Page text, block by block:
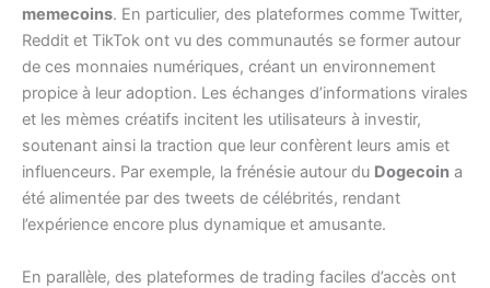
memecoins. En particulier, des plateformes comme Twitter,
Reddit et TikTok ont vu des communautés se former autour
de ces monnaies numériques, créant un environnement
propice à leur adoption. Les échanges d’informations virales
et les mèmes créatifs incitent les utilisateurs à investir,
soutenant ainsi la traction que leur confèrent leurs amis et
influenceurs. Par exemple, la frénésie autour du Dogecoin a
été alimentée par des tweets de célébrités, rendant
l’expérience encore plus dynamique et amusante.
En parallèle, des plateformes de trading faciles d’accès ont